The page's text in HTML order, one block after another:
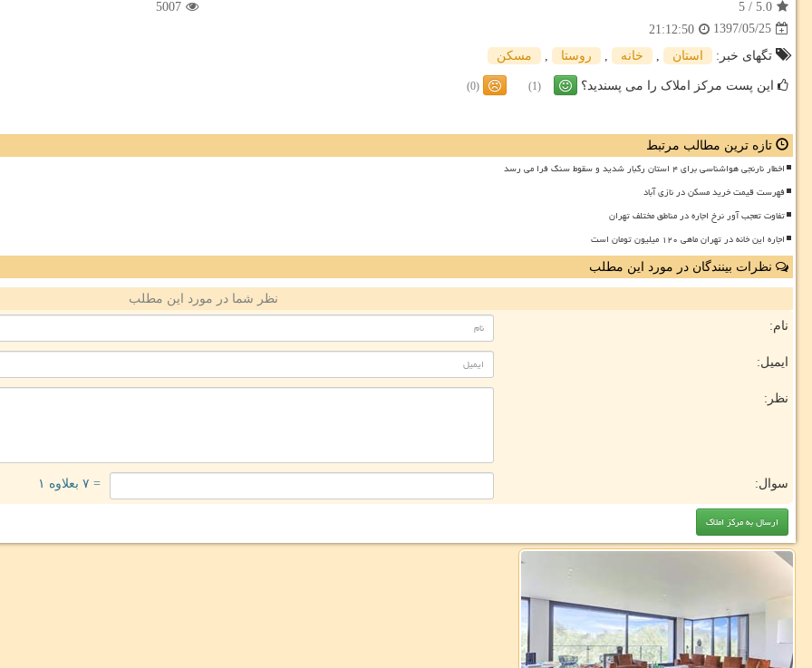
5.0
/
5
5007
1397/05/25
21:12:50
تگهای خبر:
استان , خانه , روستا , مسكن
این پست مرکز املاک را می پسندید؟ (1)
(0)
تازه ترین مطالب مرتبط
اخطار نارنجی هواشناسی برای ۴ استان رگبار شدید و سقوط سنگ فرا می رسد
فهرست قیمت خرید مسکن در نازی آباد
تفاوت تعجب آور نرخ اجاره در مناطق مختلف تهران
اجاره این خانه در تهران ماهی ۱۲۰ میلیون تومان است
نظرات بینندگان در مورد این مطلب
نظر شما در مورد این مطلب
نام:
ایمیل:
نظر:
سوال: = ۷ بعلاوه ۱